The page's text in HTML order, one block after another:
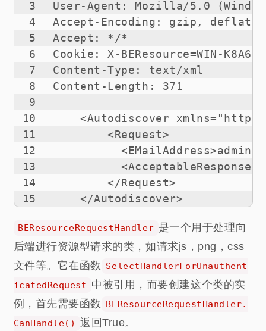
3
4
5
6
7
8
9
10
11
12
13
14
15
User-Agent: Mozilla/5.0
Accept-Encoding: gzip, deflate
Accept: */*
Cookie: X-BEResource=WIN-
Content-Type: text/xml
Content-Length: 371
<Autodiscover
        <Request>
        </Request>
    </Autodiscover>
BEResourceRequestHandler 是一个用于处理向
后端进行资源型请求的类，如请求js，png，css
文件等。它在函数 SelectHandlerForUnauthent
icatedRequest 中被引用，而要创建这个类的实
例，首先需要函数 BEResourceRequestHandler.
CanHandle()
返回True。